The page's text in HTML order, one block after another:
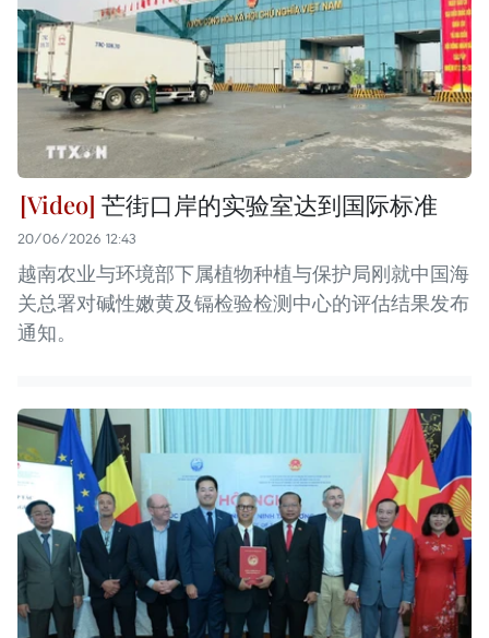
芒街口岸的实验室达到国际标准
20/06/2026 12:43
越南农业与环境部下属植物种植与保护局刚就中国海
关总署对碱性嫩黄及镉检验检测中心的评估结果发布
通知。